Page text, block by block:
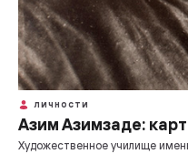
ЛИЧНОСТИ
Азим Азимзаде:
Художественное училище